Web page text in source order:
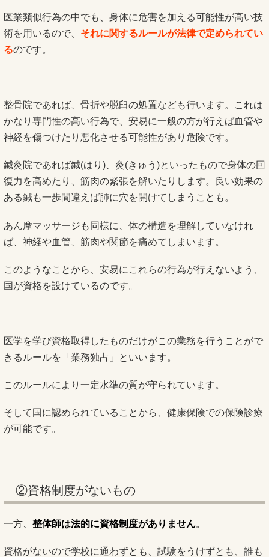
医業類似行為の中でも、身体に危害を加える可能性が高い技
術を用いるので、 それに関するルールが法律で定められてい
るのです。
整骨院であれば、骨折や脱臼の処置なども行います。これは
かなり専門性の高い行為で、安易に一般の方が行えば血管や
神経を傷つけたり悪化させる可能性があり危険です。
鍼灸院であれば鍼(はり)、灸(きゅう)といったもので身体の回
復力を高めたり、筋肉の緊張を解いたりします。良い効果の
ある鍼も一歩間違えば肺に穴を開けてしまうことも。
あん摩マッサージも同様に、体の構造を理解していなけれ
ば、神経や血管、筋肉や関節を痛めてしまいます。
このようなことから、安易にこれらの行為が行えないよう、
国が資格を設けているのです。
医学を学び資格取得したものだけがこの業務を行うことがで
きるルールを「業務独占」といいます。
このルールにより一定水準の質が守られています。
そして国に認められていることから、健康保険での保険診療
が可能です。
②資格制度がないもの
一方、 整体師は法的に資格制度がありません。
資格がないので学校に通わずとも、試験をうけずとも、誰も